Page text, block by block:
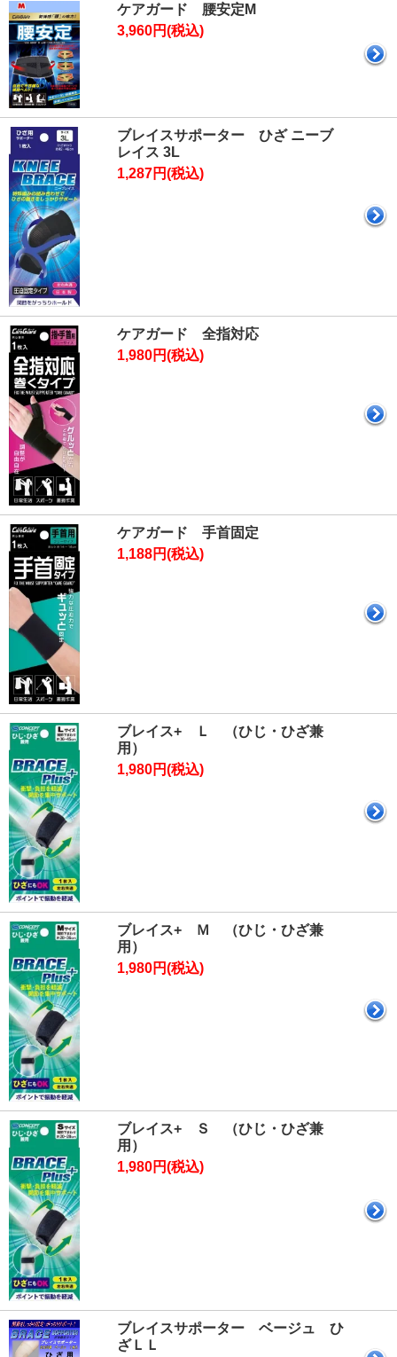
ケアガード 腰安定M
3,960円(税込)
ブレイスサポーター ひざ ニーブ
レイス 3L
1,287円(税込)
ケアガード 全指対応
1,980円(税込)
ケアガード 手首固定
1,188円(税込)
ブレイス+ Ｌ （ひじ・ひざ兼
用）
1,980円(税込)
ブレイス+ Ｍ （ひじ・ひざ兼
用）
1,980円(税込)
ブレイス+ Ｓ （ひじ・ひざ兼
用）
1,980円(税込)
ブレイスサポーター ベージュ ひ
ざＬＬ